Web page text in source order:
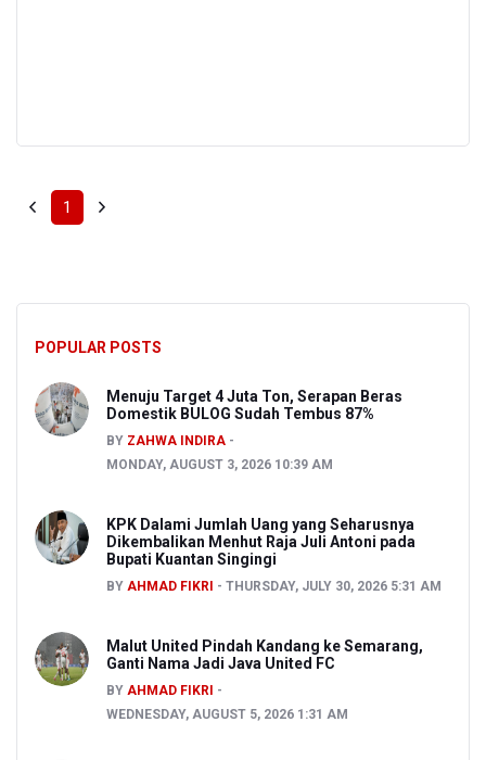
1
POPULAR POSTS
Menuju Target 4 Juta Ton, Serapan Beras
Domestik BULOG Sudah Tembus 87%
BY ZAHWA INDIRA
MONDAY, AUGUST 3, 2026 10:39 AM
KPK Dalami Jumlah Uang yang Seharusnya
Dikembalikan Menhut Raja Juli Antoni pada
Bupati Kuantan Singingi
BY AHMAD FIKRI THURSDAY, JULY 30, 2026 5:31 AM
Malut United Pindah Kandang ke Semarang,
Ganti Nama Jadi Java United FC
BY AHMAD FIKRI
WEDNESDAY, AUGUST 5, 2026 1:31 AM